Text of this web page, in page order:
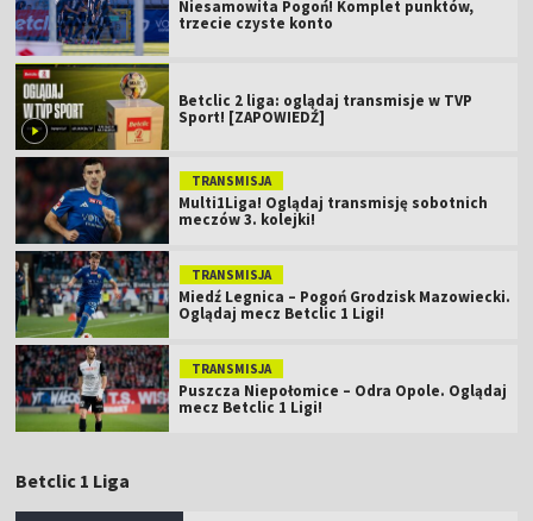
Niesamowita Pogoń! Komplet punktów,
trzecie czyste konto
Betclic 2 liga: oglądaj transmisje w TVP
Sport! [ZAPOWIEDŹ]
TRANSMISJA
Multi1Liga! Oglądaj transmisję sobotnich
meczów 3. kolejki!
TRANSMISJA
Miedź Legnica – Pogoń Grodzisk Mazowiecki.
Oglądaj mecz Betclic 1 Ligi!
TRANSMISJA
Puszcza Niepołomice – Odra Opole. Oglądaj
mecz Betclic 1 Ligi!
Betclic 1 Liga